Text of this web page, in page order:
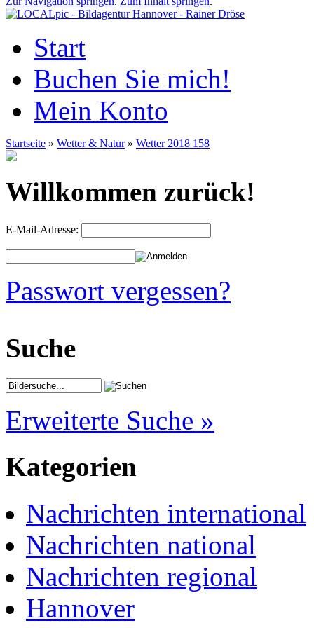
Start
Buchen Sie mich!
Mein Konto
Startseite » Wetter & Natur» Wetter 2018 158
Willkommen zurück!
E-Mail-Adresse:
Passwort vergessen?
Suche
Erweiterte Suche »
Kategorien
Nachrichten international
Nachrichten national
Nachrichten regional
Hannover